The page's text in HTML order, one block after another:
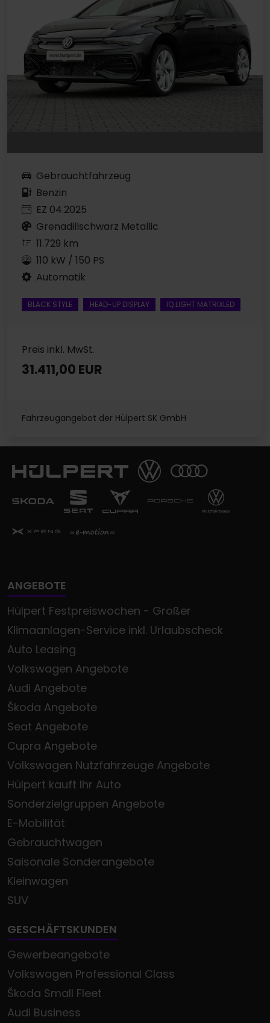
Gebrauchtfahrzeug
Benzin
EZ 04.2025
Grenadillschwarz Metallic
11.729 km
110 kW / 150 PS
Automatik
BLACK STYLE HEAD-UP DISPLAY IQ.LIGHT MATRIXLED
Preis inkl. MwSt.
31.411,00 EUR
Fahrzeugangebot der Hülpert SK GmbH
ANGEBOTE
Hülpert Festpreiswochen - Großer
Klimaanlagen-Service inkl. Urlaubscheck
Auto Leasing
Volkswagen Angebote
Audi Angebote
Škoda Angebote
Seat Angebote
Cupra Angebote
Volkswagen Nutzfahrzeuge Angebote
Hülpert kauft Ihr Auto
Sonderzielgruppen Angebote
E-Mobilität
Gebrauchtwagen
Saisonale Sonderangebote
Kleinwagen
SUV
GESCHÄFTSKUNDEN
Gewerbeangebote
Volkswagen Professional Class
Škoda Small Fleet
Audi Business